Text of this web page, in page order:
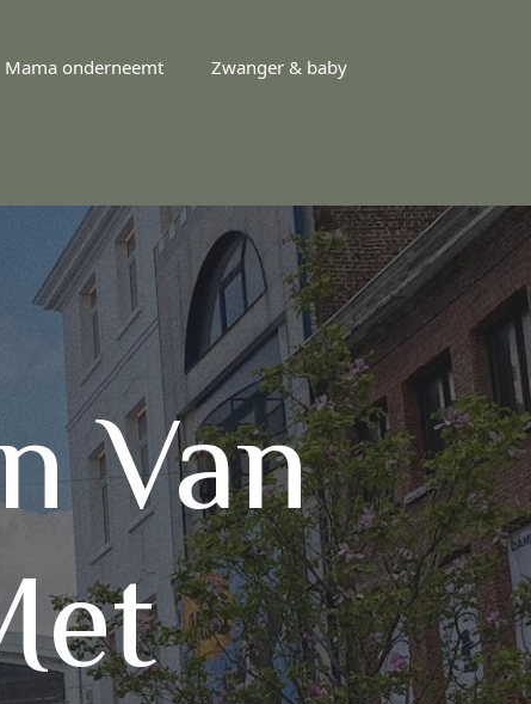
Mama onderneemt Zwanger & baby
Van